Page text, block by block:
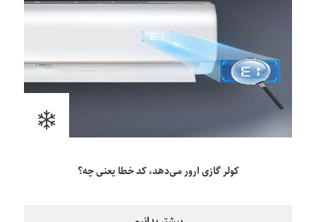
کولر گازی ارور می‌دهد، کد خطا یعنی چه؟